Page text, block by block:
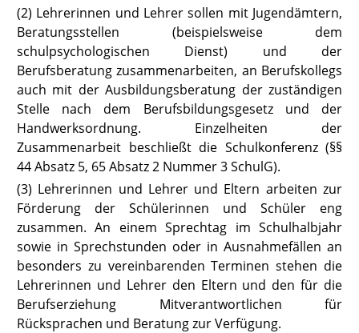
(2) Lehrerinnen und Lehrer sollen mit Jugendämtern,
Beratungsstellen (beispielsweise dem
schulpsychologischen Dienst) und der
Berufsberatung zusammenarbeiten, an Berufskollegs
auch mit der Ausbildungsberatung der zuständigen
Stelle nach dem Berufsbildungsgesetz und der
Handwerksordnung. Einzelheiten der
Zusammenarbeit beschließt die Schulkonferenz (§§
44 Absatz 5, 65 Absatz 2 Nummer 3 SchulG).
(3) Lehrerinnen und Lehrer und Eltern arbeiten zur
Förderung der Schülerinnen und Schüler eng
zusammen. An einem Sprechtag im Schulhalbjahr
sowie in Sprechstunden oder in Ausnahmefällen an
besonders zu vereinbarenden Terminen stehen die
Lehrerinnen und Lehrer den Eltern und den für die
Berufserziehung Mitverantwortlichen für
Rücksprachen und Beratung zur Verfügung.